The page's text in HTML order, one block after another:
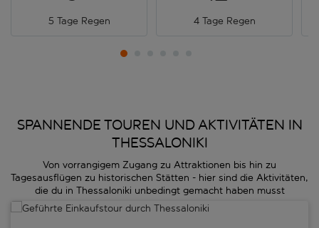
5 Tage Regen 4 Tage Regen
SPANNENDE TOUREN UND AKTIVITÄTEN IN
THESSALONIKI
Von vorrangigem Zugang zu Attraktionen bis hin zu
Tagesausflügen zu historischen Stätten - hier sind die Aktivitäten,
die du in Thessaloniki unbedingt gemacht haben musst
Geführte Einkaufstour durch Thessaloniki